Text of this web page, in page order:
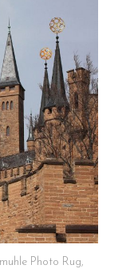
Photo Rug,